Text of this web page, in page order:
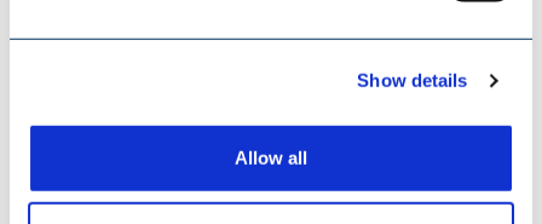
Show details
Allow all